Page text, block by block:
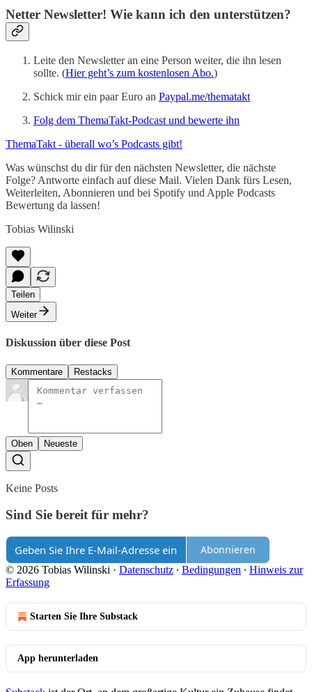
Netter Newsletter! Wie kann ich den unterstützen?
Leite den Newsletter an eine Person weiter, die ihn lesen
sollte. (Hier geht’s zum kostenlosen Abo.)
Schick mir ein paar Euro an Paypal.me/thematakt
Folg dem ThemaTakt-Podcast und bewerte ihn
ThemaTakt - überall wo’s Podcasts gibt!
Was wünschst du dir für den nächsten Newsletter, die nächste
Folge? Antworte einfach auf diese Mail. Vielen Dank fürs Lesen,
Weiterleiten, Abonnieren und bei Spotify und Apple Podcasts
Bewertung da lassen!
Tobias Wilinski
Teilen
Weiter
Diskussion über diese Post
Kommentare Restacks
Oben Neueste
Keine Posts
Sind Sie bereit für mehr?
Abonnieren
© 2026 Tobias Wilinski · Datenschutz ∙ Bedingungen ∙ Hinweis zur
Erfassung
Starten Sie Ihre Substack
App herunterladen